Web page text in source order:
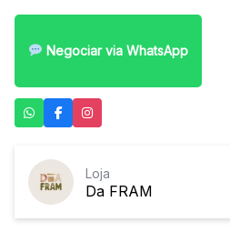
Negociar via WhatsApp
Da FRAM
Loja